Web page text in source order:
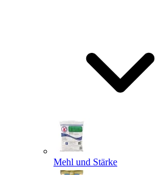
Mehl und Stärke